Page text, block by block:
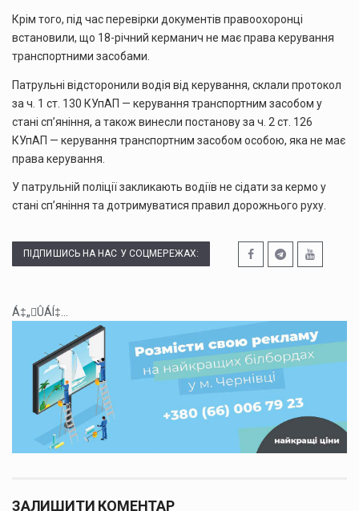
Крім того, під час перевірки документів правоохоронці
встановили, що 18-річний керманич не має права керування
транспортними засобами.
Патрульні відсторонили водія від керування, склали протокол
за ч. 1 ст. 130 КУпАП — керування транспортним засобом у
стані сп’яніння, а також винесли постанову за ч. 2 ст. 126
КУпАП — керування транспортним засобом особою, яка не має
права керування.
У патрульній поліції закликають водіїв не сідати за кермо у
стані сп’яніння та дотримуватися правил дорожнього руху.
ПІДПИШИСЬ НА НАС У СОЦМЕРЕЖАХ:
Á‡„ÛÁÍ‡...
ЗАЛИШИТИ КОМЕНТАР